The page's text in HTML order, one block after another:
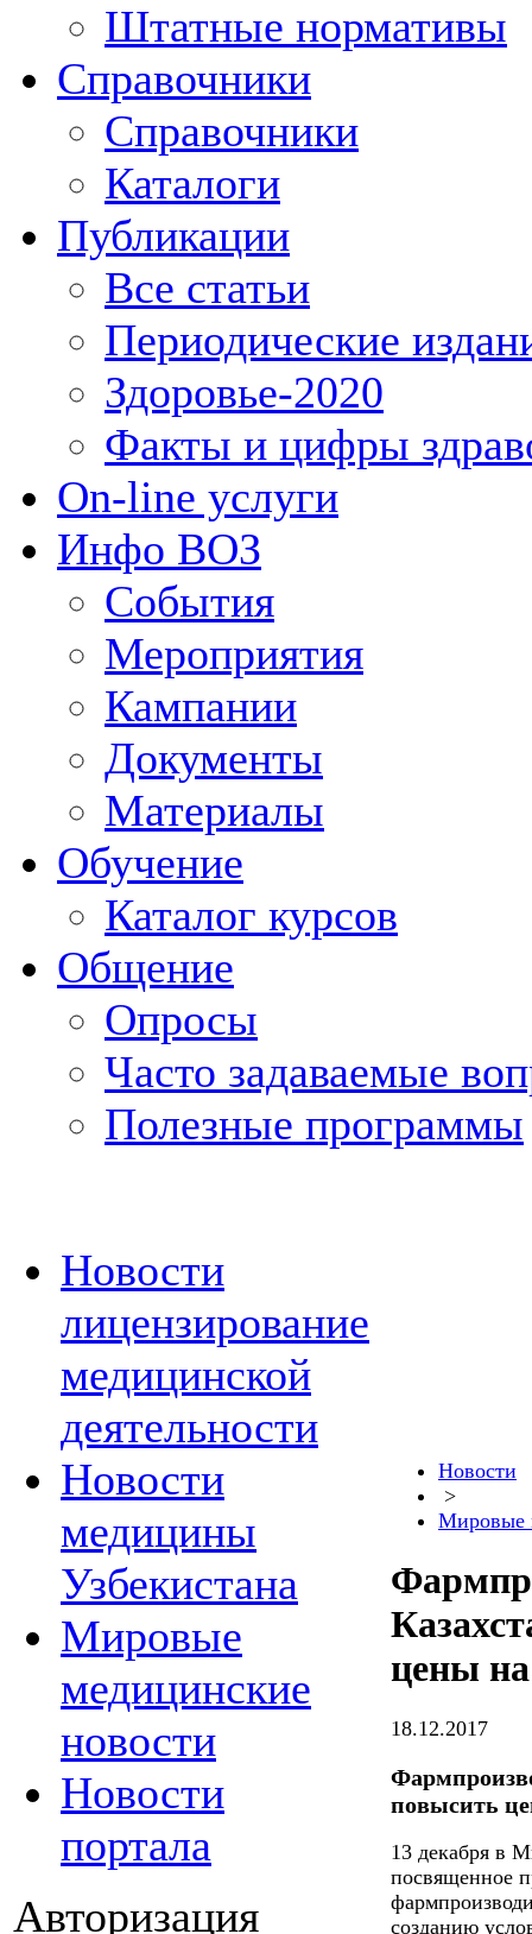
Штатные нормативы
Справочники
Справочники
Каталоги
Публикации
Все статьи
Периодические
Здоровье-2020
Факты и цифры
On-line услуги
Инфо ВОЗ
События
Мероприятия
Кампании
Документы
Материалы
Обучение
Каталог курсов
Общение
Опросы
Часто задаваемые
Полезные программы
Новости
лицензирование
медицинской
деятельности
Новости
медицины
Узбекистана
Мировые
медицинские
новости
Новости
портала
Авторизация
Новости
>
Мировые
цены
18.12.2017
повысить
13 декабря в
посвященное
созданию